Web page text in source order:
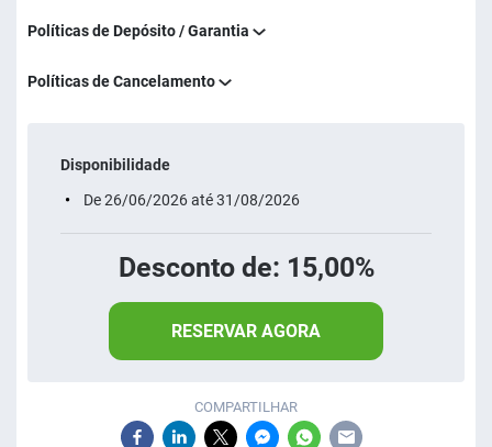
Políticas de Depósito / Garantia
Políticas de Cancelamento
Disponibilidade
De 26/06/2026 até 31/08/2026
Desconto de: 15,00%
RESERVAR AGORA
COMPARTILHAR